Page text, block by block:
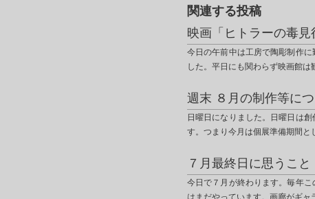
関連する投稿
映画「ヒトラーの毒見
今日の午前中は工房で陶彫制作
した。平日にも関わらず映画館
週末 ８月の制作等に
日曜日になりました。日曜日は
す。つまり今月は個展準備期間
７月最終日に思うこと
今日で７月が終わります。毎年
はまだやっています。画廊がギ